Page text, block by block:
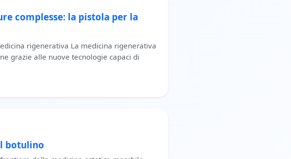
complesse: la pistola per la
rigenerativa La medicina rigenerativa
grazie alle nuove tecnologie capaci di
botulino